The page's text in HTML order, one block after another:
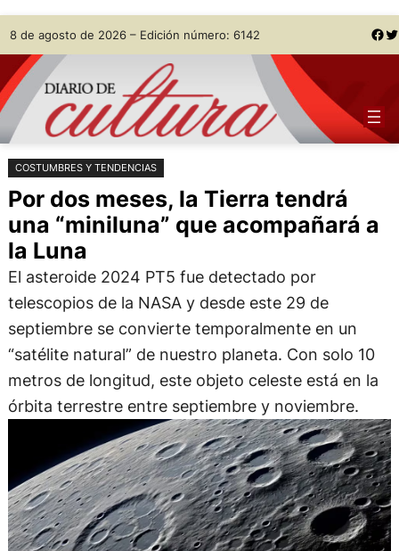
Saltar
al
contenido
Skip
to
content
8 de agosto de 2026 – Edición número: 6142 Facebook Twitter
COSTUMBRES Y TENDENCIAS
Por dos meses, la Tierra tendrá
una “miniluna” que acompañará a
la Luna
El asteroide 2024 PT5 fue detectado por
telescopios de la NASA y desde este 29 de
septiembre se convierte temporalmente en un
“satélite natural” de nuestro planeta. Con solo 10
metros de longitud, este objeto celeste está en la
órbita terrestre entre septiembre y noviembre.